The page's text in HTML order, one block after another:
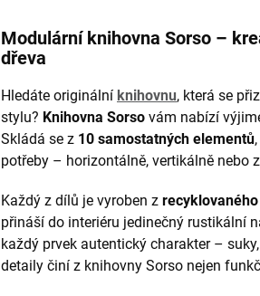
Modulární knihovna Sorso –
dřeva
Hledáte originální knihovnu, která se
stylu? Knihovna Sorso vám nabízí
Skládá se z 10 samostatných elementů
potřeby – horizontálně, vertikálně nebo
Každý z dílů je vyroben z
přináší do interiéru jedinečný rustikální
každý prvek autentický charakter –
detaily činí z knihovny Sorso nejen